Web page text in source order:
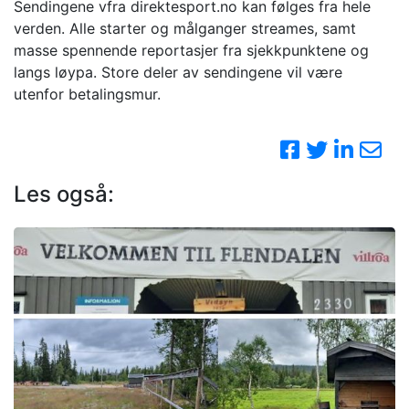
Sendingene vfra direktesport.no kan følges fra hele
verden. Alle starter og målganger streames, samt
masse spennende reportasjer fra sjekkpunktene og
langs løypa. Store deler av sendingene vil være
utenfor betalingsmur.
Les også: